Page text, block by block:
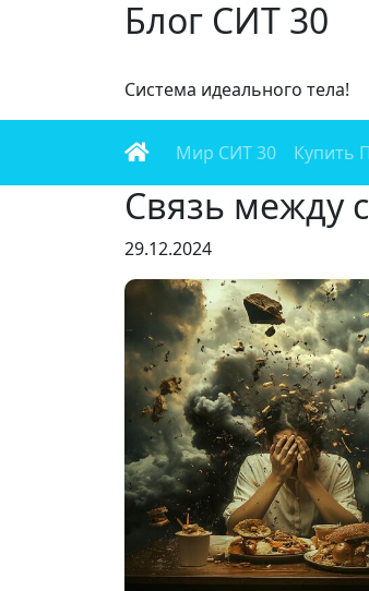
Блог СИТ 30
Cистема идеального тела!
Мир СИТ 30 Купить
Связь между
29.12.2024